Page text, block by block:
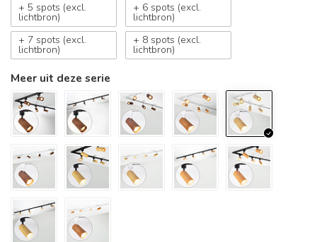
+ 5 spots (excl.
lichtbron)
+ 6 spots (excl.
lichtbron)
+ 7 spots (excl.
lichtbron)
+ 8 spots (excl.
lichtbron)
Meer uit deze serie